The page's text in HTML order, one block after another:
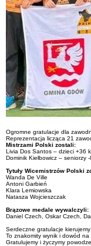
Ogromne gratulacje dla
Reprezentacja licząca 21
Mistrzami Polski zostali:
Livia Dos Santos – dzieci +36
Dominik Kiełbowicz – seniorzy
Tytuły Wicemistrzów Polski
Wanda De Ville
Antoni Garbień
Klara Lemiowska
Natasza Wojcieszczak
Brązowe medale wywalczyli:
Daniel Czech, Oskar Czech,
Serdeczne gratulacje
To znakomity wynik i dowód
Gratulujemy i życzymy